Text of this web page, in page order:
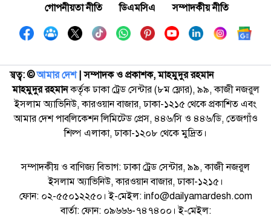
গোপনীয়তা নীতি
ডিএমসিএ সম্পাদকীয় নীতি
স্বত্ব: ©️আমার দেশ| সম্পাদক ও প্রকাশক, মাহমুদুর রহমান
মাহমুদুর রহমানকর্তৃক ঢাকা ট্রেড সেন্টার (৮ম ফ্লোর), ৯৯, কাজী নজরুল
ইসলাম অ্যাভিনিউ, কারওয়ান বাজার, ঢাকা-১২১৫ থেকে প্রকাশিত এবং
আমার দেশ পাবলিকেশন লিমিটেড প্রেস, ৪৪৬/সি ও ৪৪৬/ডি, তেজগাঁও
শিল্প এলাকা, ঢাকা-১২০৮ থেকে মুদ্রিত।
সম্পাদকীয় ও বাণিজ্য বিভাগ: ঢাকা ট্রেড সেন্টার, ৯৯, কাজী নজরুল
ইসলাম অ্যাভিনিউ, কারওয়ান বাজার, ঢাকা-১২১৫।
ফোন: ০২-৫৫০১২২৫০। ই-মেইল: info@dailyamardesh.com
বার্তা: ফোন: ০৯৬৬৬-৭৪৭৪০০। ই-মেইল: